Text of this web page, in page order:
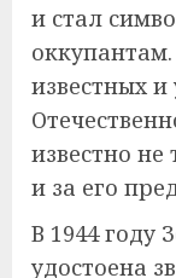
и стал
известных
известно не
и за его
В 1944 году
удостоена